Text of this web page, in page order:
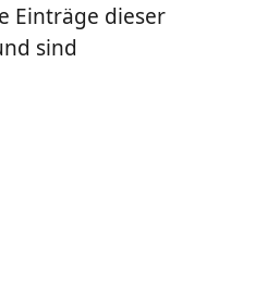
Einträge dieser
sind